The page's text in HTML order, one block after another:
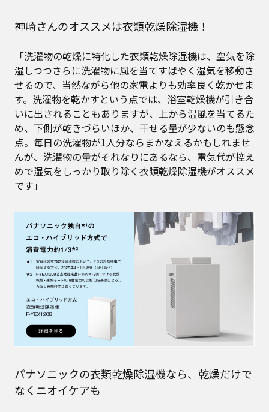
神崎さんのオススメは衣類乾燥除湿機！
「洗濯物の乾燥に特化した衣類乾燥除湿機は、空気を除
湿しつつさらに洗濯物に風を当てすばやく湿気を移動さ
せるので、当然ながら他の家電よりも効率良く乾かせま
す。洗濯物を乾かすという点では、浴室乾燥機が引き合
いに出されることもありますが、上から温風を当てるた
め、下側が乾きづらいほか、干せる量が少ないのも懸念
点。毎日の洗濯物が1人分ならまかなえるかもしれませ
んが、洗濯物の量がそれなりにあるなら、電気代が控え
めで湿気をしっかり取り除く衣類乾燥除湿機がオススメ
です」
パナソニックの衣類乾燥除湿機なら、乾燥だけで
なくニオイケアも